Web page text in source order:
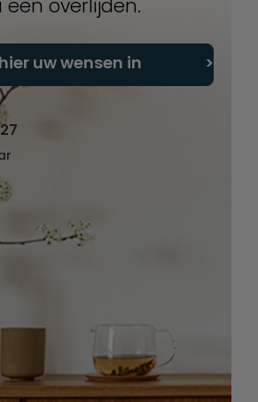
een overlijden.
uw wensen in